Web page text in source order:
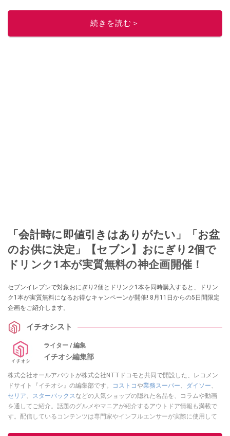
このイチオシストの他の記事を読む
続きを読む＞
「会計時に即値引きはありがたい」「お盆
のお供に決定」【セブン】おにぎり2個で
ドリンク1本が実質無料の神企画開催！
セブンイレブンで対象おにぎり2個とドリンク1本を同時購入すると、ドリン
ク1本が実質無料になるお得なキャンペーンが開催! 8月11日からの5日間限定
企画をご紹介します。
イチオシスト
ライター / 編集
イチオシ編集部
株式会社オールアバウトが株式会社NTTドコモと共同で開設した、レコメン
ドサイト『イチオシ』の編集部です。
コストコや業務スーパー ダイソー
セリア
スターバックス などの人気ショップの隠れた名品を、コラムや動画
を通してご紹介。話題のグルメやマニアが紹介するアウトドア情報も満載で
す。配信しているコンテンツは専門家やインフルエンサーが実際に使用して